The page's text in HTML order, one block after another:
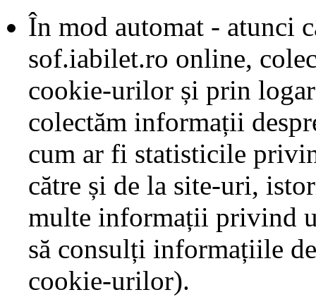
În mod automat - atunci
sof.iabilet.ro online,
cookie-urilor și prin
colectăm informații
cum ar fi statisticile
către și de la site-uri,
multe informații privind
să consulți informațiile
cookie-urilor).